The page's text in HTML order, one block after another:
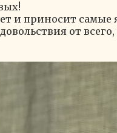
и приносит
от всего,